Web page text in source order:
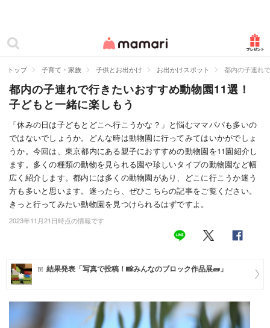
ママリ
カテゴリー一覧
妊娠
出産
赤ちゃん・育児
子育て・家族
病院
住まい
トレンド・イベント
トップ 子育て・家族 子供とお出かけ お出かけスポット 都内の子連れ
都内の子連れで行きたいおすすめ動物園11選！
子どもと一緒に楽しもう
「休みの日は子どもとどこへ行こうかな？」と悩むママパパも多いの
ではないでしょうか。どんな時は動物園に行ってみてはいかがでしょ
うか。今回は、東京都内にある親子におすすめの動物園を11園紹介し
ます。多くの種類の動物を見られる園や珍しいタイプの動物園など幅
広く紹介します。都内には多くの動物園があり、どこに行こうか迷う
方も多いと思います。迷ったら、ぜひこちらの記事をご覧ください。
きっと行ってみたい動物園を見つけられるはずですよ。
2023年11月21日時点の情報です
結果発表「写真で投稿！📸みんなのブロック作品展🧱」